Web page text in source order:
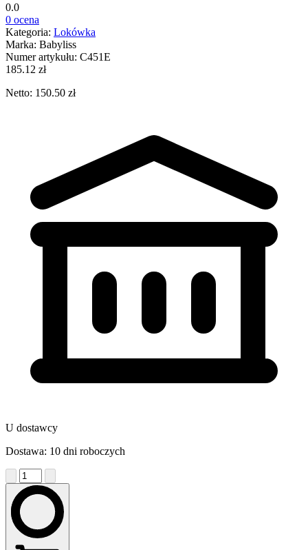
0.0
0 ocena
Kategoria: Lokówka
Marka: Babyliss
Numer artykułu: C451E
185.12 zł
Netto: 150.50 zł
U dostawcy
Dostawa: 10 dni roboczych